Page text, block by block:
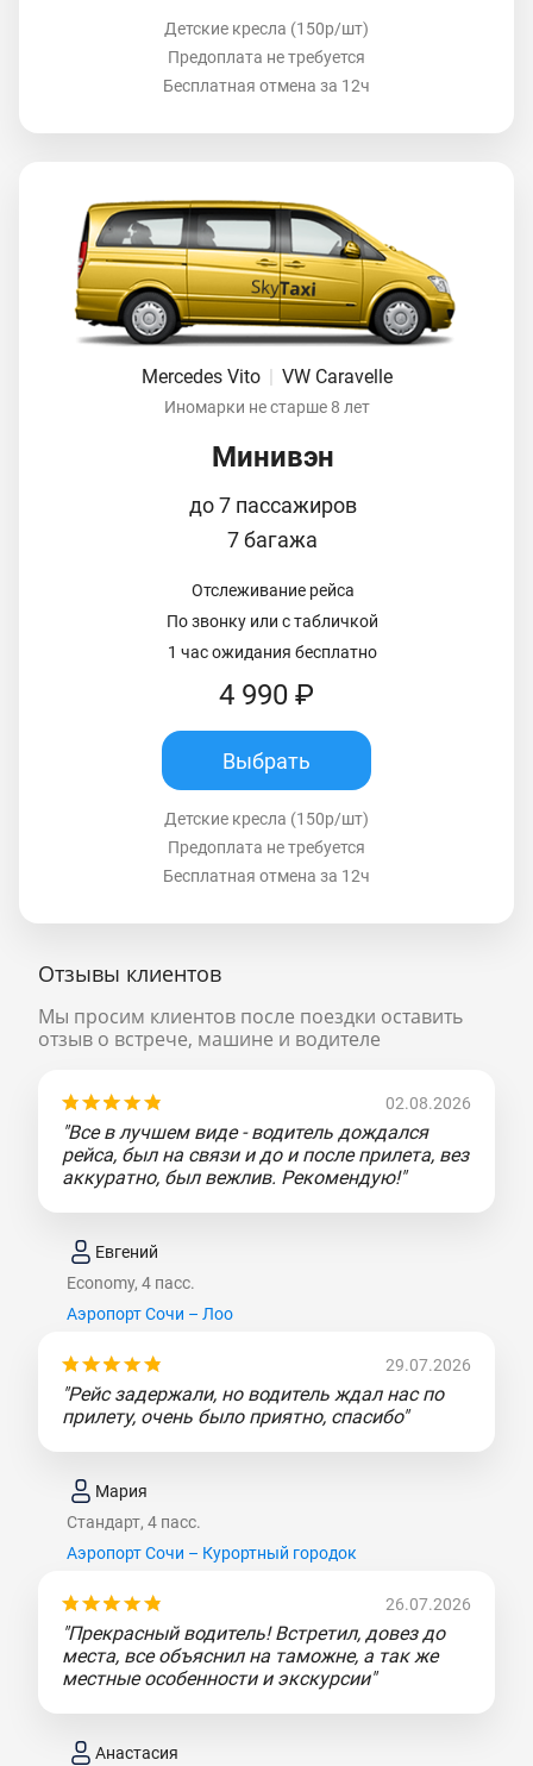
Детские кресла (150р/шт)
Предоплата не требуется
Бесплатная отмена за 12ч
Mercedes Vito VW Caravelle
Иномарки не старше 8 лет
Минивэн
до 7 пассажиров
7 багажа
Отслеживание рейса
По звонку или с табличкой
1 час ожидания бесплатно
4 990 ₽
Выбрать
Детские кресла (150р/шт)
Предоплата не требуется
Бесплатная отмена за 12ч
Отзывы клиентов
Мы просим клиентов после поездки оставить
отзыв о встрече, машине и водителе
02.08.2026
"Все в лучшем виде - водитель дождался
рейса, был на связи и до и после прилета, вез
аккуратно, был вежлив. Рекомендую!"
Евгений
Economy, 4 пасс.
Аэропорт Сочи – Лоо
29.07.2026
"Рейс задержали, но водитель ждал нас по
прилету, очень было приятно, спасибо"
Мария
Стандарт, 4 пасс.
Аэропорт Сочи – Курортный городок
26.07.2026
"Прекрасный водитель! Встретил, довез до
места, все объяснил на таможне, а так же
местные особенности и экскурсии"
Анастасия